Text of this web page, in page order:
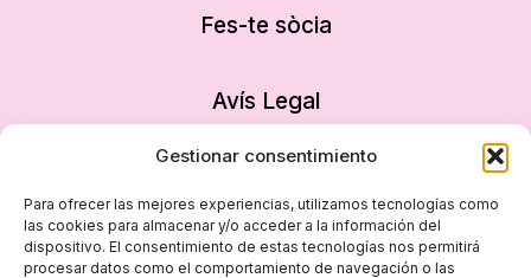
Gestionar consentimiento
Para ofrecer las mejores experiencias, utilizamos tecnologías como
las cookies para almacenar y/o acceder a la información del
dispositivo. El consentimiento de estas tecnologías nos permitirá
procesar datos como el comportamiento de navegación o las
Fes-te sòcia
Avís Legal
Declaració d’accessibilitat
Mapa del lloc